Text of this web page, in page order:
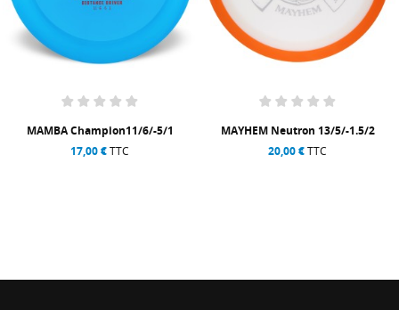
MAMBA Champion11/6/-5/1
17,00 €TTC
MAYHEM Neutron 13/5/-1.5/2
20,00 €TTC